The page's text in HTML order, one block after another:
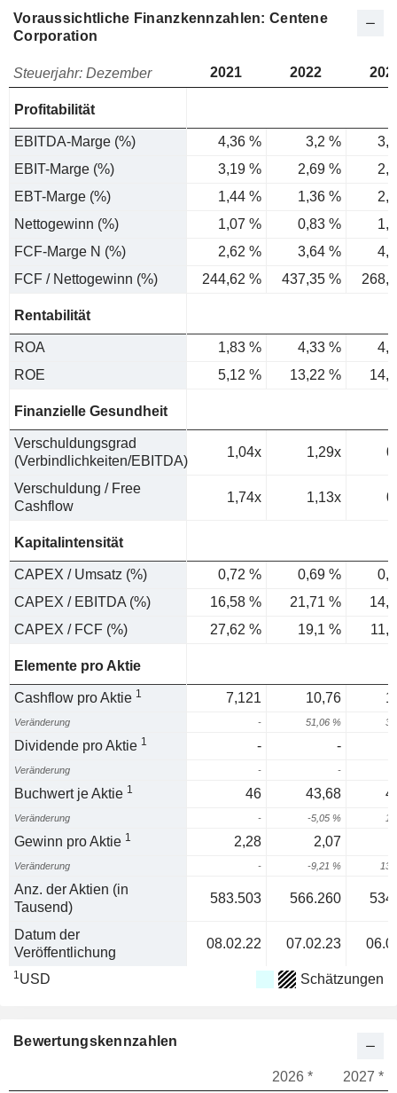
Voraussichtliche Finanzkennzahlen: Centene
Corporation
Steuerjahr: Dezember 2021 2022
Profitabilität
EBITDA-Marge (%) 4,36 % 3,2 %
EBIT-Marge (%)
3,19 % 2,69 %
EBT-Marge (%)
1,44 % 1,36 %
Nettogewinn (%)
1,07 % 0,83 %
FCF-Marge N (%)
2,62 % 3,64 %
FCF / Nettogewinn (%)
244,62 % 437,35 %
Rentabilität
ROA 1,83 % 4,33 %
ROE
5,12 % 13,22 %
Finanzielle Gesundheit
Verschuldungsgrad
(Verbindlichkeiten/EBITDA)
1,04x 1,29x
Verschuldung / Free
Cashflow
1,74x 1,13x
Kapitalintensität
CAPEX / Umsatz (%) 0,72 % 0,69 %
CAPEX / EBITDA (%)
16,58 % 21,71 %
CAPEX / FCF (%)
27,62 % 19,1 %
Elemente pro Aktie
Cashflow pro Aktie 1 7,121 10,76
Veränderung - 51,06 %
Dividende pro Aktie 1 - -
Veränderung - -
Buchwert je Aktie 1 46 43,68
Veränderung - -5,05 %
Gewinn pro Aktie 1 2,28 2,07
Veränderung - -9,21 %
Anz. der Aktien (in
Tausend)
583.503 566.260
Datum der
Veröffentlichung
08.02.22 07.02.23
1USD Schätzungen
Bewertungskennzahlen
2026 * 2027 *